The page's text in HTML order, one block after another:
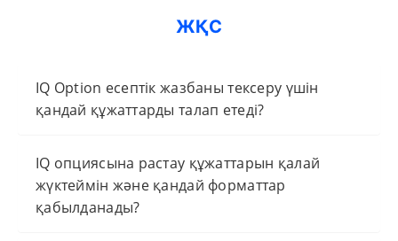
ЖҚС
IQ Option есептік жазбаны тексеру үшін
қандай құжаттарды талап етеді?
IQ опциясына растау құжаттарын қалай
жүктеймін және қандай форматтар
қабылданады?